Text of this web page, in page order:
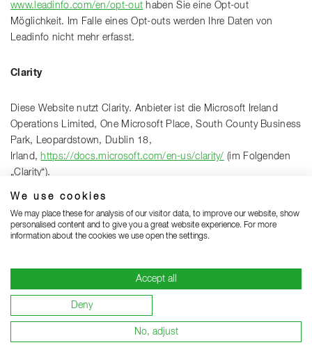
We use cookies
We may place these for analysis of our visitor data, to improve our website, show
personalised content and to give you a great website experience. For more
information about the cookies we use open the settings.
Accept all
Deny
No, adjust
www.leadinfo.com/en/opt-out haben Sie eine Opt-out
Möglichkeit. Im Falle eines Opt-outs werden Ihre Daten von
Leadinfo nicht mehr erfasst.
Clarity
Diese Website nutzt Clarity. Anbieter ist die Microsoft Ireland
Operations Limited, One Microsoft Place, South County Business
Park, Leopardstown, Dublin 18,
Irland, https://docs.microsoft.com/en-us/clarity/ (im Folgenden
„Clarity“).
Clarity ist ein Werkzeug zur Analyse des Nutzerverhaltens auf
dieser Website. Hierbei erfasst Clarity insbesondere
Mausbewegungen und erstellt eine grafische Darstellung darüber,
(Heatmaps). Clarity kann ferner Sitzungen aufzeichnen, sodass
wir die Seitennutzung in Form von Videos ansehen können.
Ferner erhalten wir Angaben über das allgemeine Nutzerverhalten
innerhalb unserer Website.